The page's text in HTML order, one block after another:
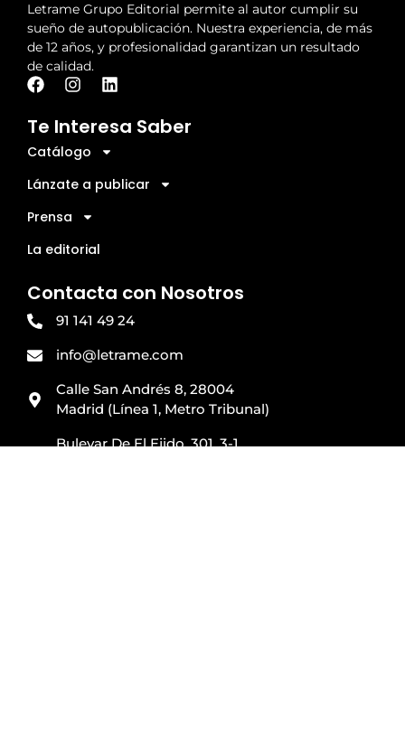
Letrame Grupo Editorial permite al autor cumplir su
sueño de autopublicación. Nuestra experiencia, de más
de 12 años, y profesionalidad garantizan un resultado
de calidad.
Te Interesa Saber
Catálogo
Lánzate a publicar
Prensa
La editorial
Contacta con Nosotros
91 141 49 24
info@letrame.com
Calle San Andrés 8, 28004
Madrid (Línea 1, Metro Tribunal)
Bulevar De El Ejido, 301, 3-1,